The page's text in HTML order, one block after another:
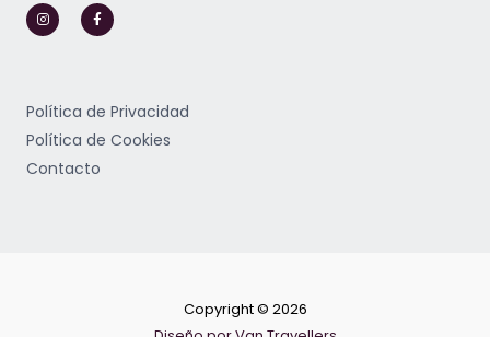
n
s
t
m
a
c
e
f
Política de Privacidad
Política de Cookies
Contacto
Copyright © 2026